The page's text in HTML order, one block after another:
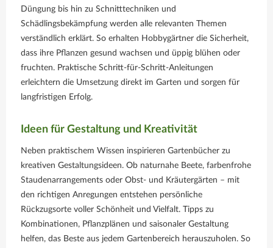
Düngung bis hin zu Schnitttechniken und
Schädlingsbekämpfung werden alle relevanten Themen
verständlich erklärt. So erhalten Hobbygärtner die Sicherheit,
dass ihre Pflanzen gesund wachsen und üppig blühen oder
fruchten. Praktische Schritt-für-Schritt-Anleitungen
erleichtern die Umsetzung direkt im Garten und sorgen für
langfristigen Erfolg.
Ideen für Gestaltung und Kreativität
Neben praktischem Wissen inspirieren Gartenbücher zu
kreativen Gestaltungsideen. Ob naturnahe Beete, farbenfrohe
Staudenarrangements oder Obst- und Kräutergärten – mit
den richtigen Anregungen entstehen persönliche
Rückzugsorte voller Schönheit und Vielfalt. Tipps zu
Kombinationen, Pflanzplänen und saisonaler Gestaltung
helfen, das Beste aus jedem Gartenbereich herauszuholen. So